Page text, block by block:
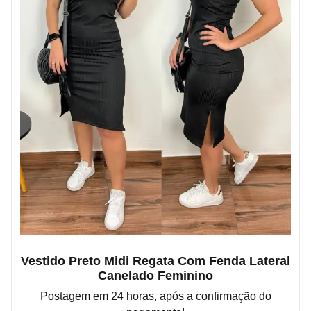
Vestido Preto Midi Regata Com Fenda Lateral
Canelado Feminino
Postagem em 24 horas, após a confirmação do